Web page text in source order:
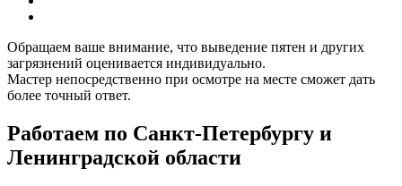
Обращаем ваше внимание, что выведение пятен и других
загрязнений оценивается индивидуально.
Мастер непосредственно при осмотре на месте сможет дать
более точный ответ.
Работаем по Санкт-Петербургу и
Ленинградской области